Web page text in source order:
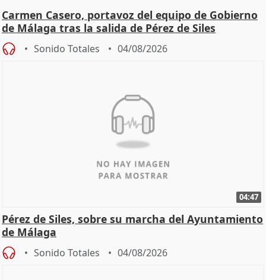
Carmen Casero, portavoz del equipo de Gobierno
de Málaga tras la salida de Pérez de Siles
Sonido Totales 04/08/2026
04:47
Pérez de Siles, sobre su marcha del Ayuntamiento
de Málaga
Sonido Totales 04/08/2026